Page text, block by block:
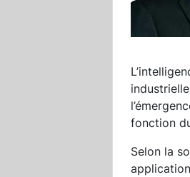
fonction
Selon la